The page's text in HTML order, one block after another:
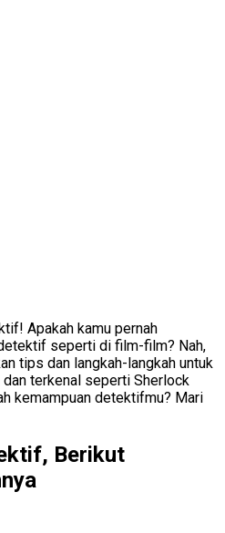
Apakah kamu pernah
seperti di film-film? Nah,
tips dan langkah-langkah untuk
terkenal seperti Sherlock
kemampuan detektifmu? Mari
Berikut